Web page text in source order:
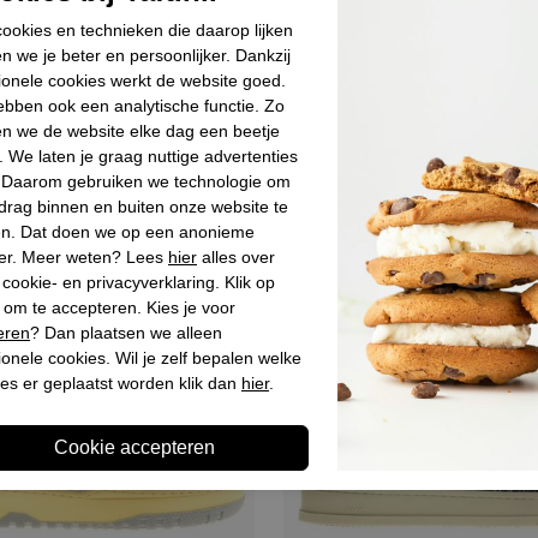
€ 219,90
en technieken die daarop lijken
we je beter en persoonlijker. Dankzij
cookies werkt de website goed.
ook een analytische functie. Zo
we de website elke dag een beetje
We laten je graag nuttige advertenties
gebruiken we technologie om
binnen en buiten onze website te
Dat doen we op een anonieme
Meer weten? Lees hier alles over
en privacyverklaring. Klik op
te accepteren. Kies je voor
? Dan plaatsen we alleen
cookies. Wil je zelf bepalen welke
er geplaatst worden klik dan hier.